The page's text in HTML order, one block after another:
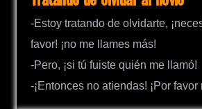
-Estoy tratando de olvidarte,
favor! ¡no me llames más!
-Pero, ¡si tú fuiste quién me llamó!
-¡Entonces no atiendas! ¡Por favor